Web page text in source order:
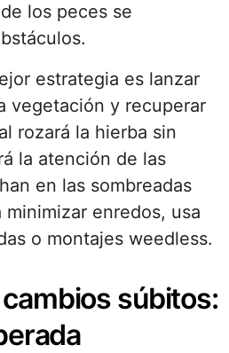
los peces se
estrategia es lanzar
vegetación y recuperar
rozará la hierba sin
la atención de las
en las sombreadas
minimizar enredos, usa
o montajes weedless.
súbitos: